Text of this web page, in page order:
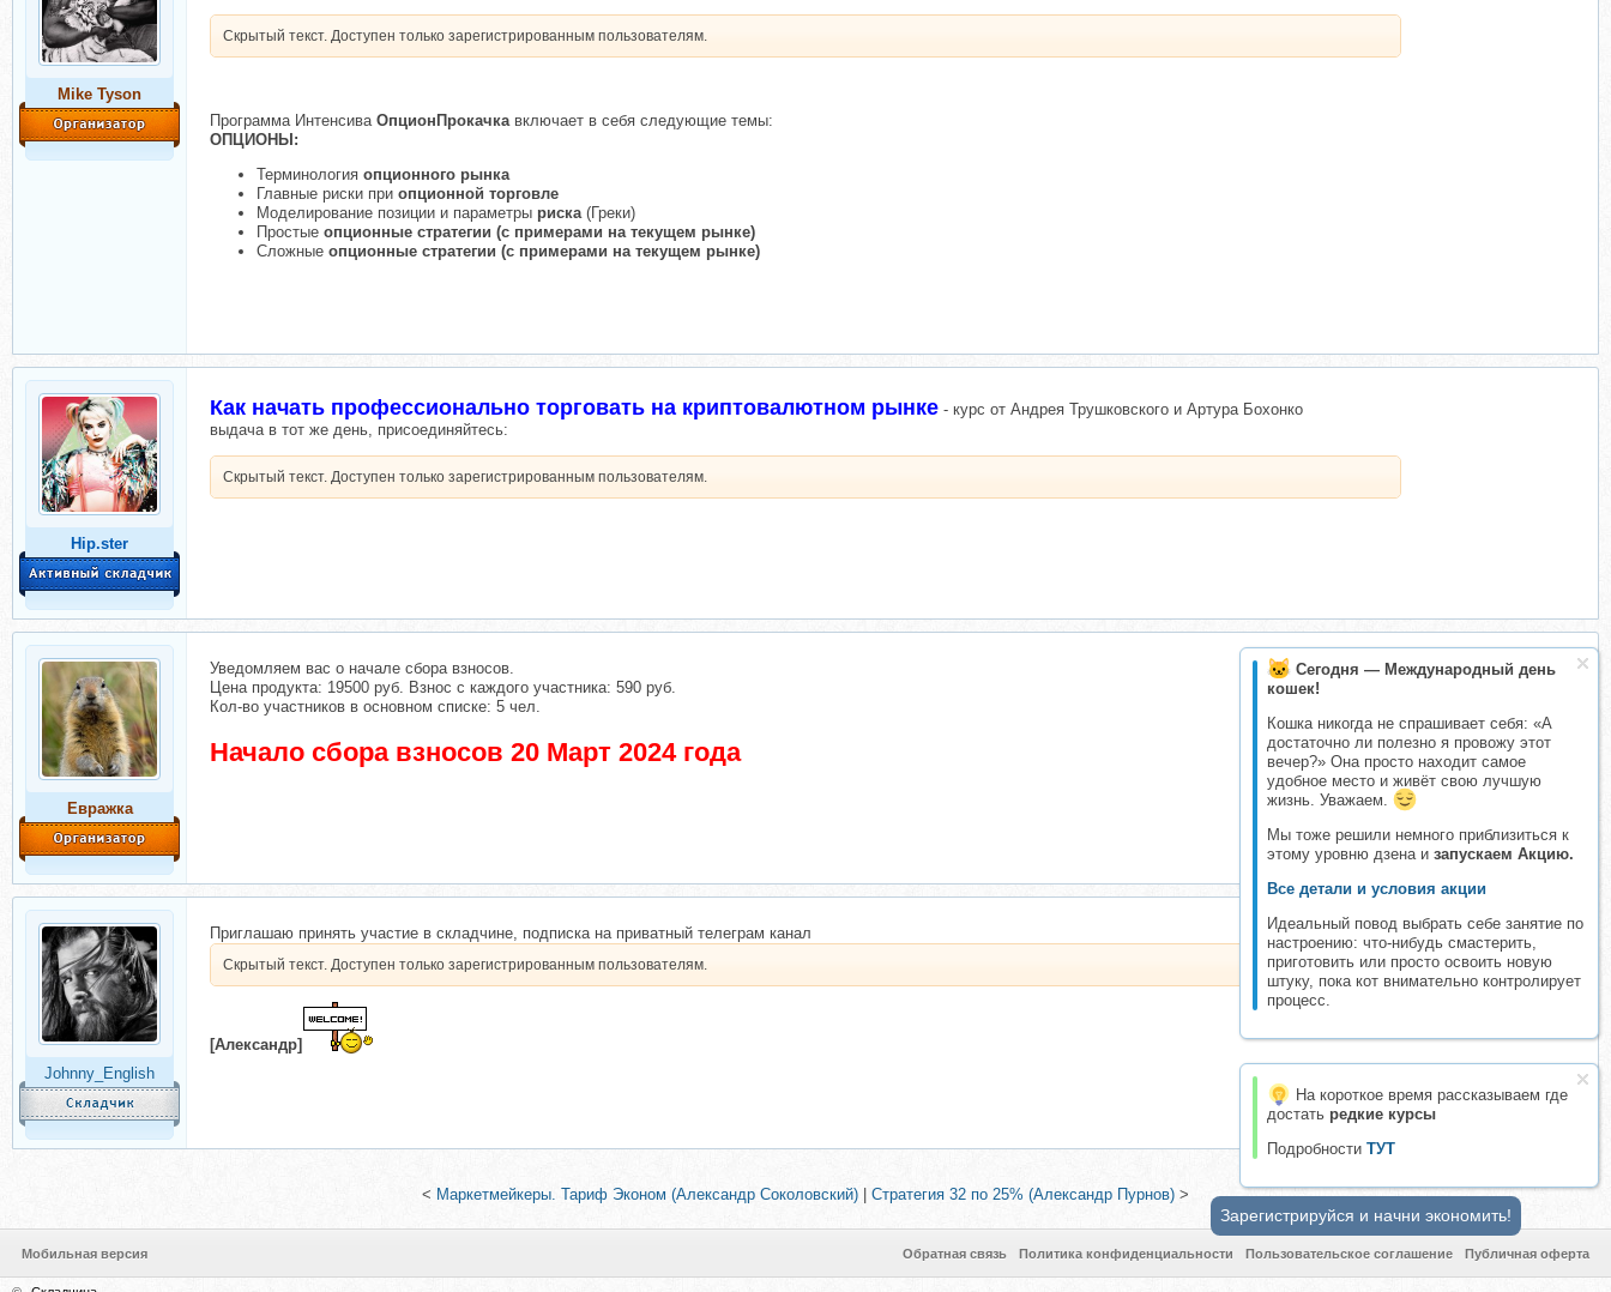
Сегодня — Международный день
кошек!
Кошка никогда не спрашивает себя: «А
достаточно ли полезно я провожу этот
вечер?» Она просто находит самое
удобное место и живёт свою лучшую
жизнь. Уважаем.
Мы тоже решили немного приблизиться к
этому уровню дзена и запускаем Акцию.
Все детали и условия акции
Идеальный повод выбрать себе занятие по
настроению: что-нибудь смастерить,
приготовить или просто освоить новую
штуку, пока кот внимательно контролирует
процесс.
На короткое время рассказываем где
достать редкие курсы
Подробности ТУТ
Mike Tyson
Скрытый текст. Доступен только зарегистрированным пользователям.
Программа Интенсива ОпционПрокачка включает в себя следующие темы:
ОПЦИОНЫ:
Терминология опционного рынка
Главные риски при опционной торговле
Моделирование позиции и параметры риска (Греки)
Простые опционные стратегии (с примерами на текущем рынке)
Сложные опционные стратегии (с примерами на текущем рынке)
Hip.ster
Как начать профессионально торговать на криптовалютном рынке - курс от Андрея Трушковского и Артура Бохонко
выдача в тот же день, присоединяйтесь:
Скрытый текст. Доступен только зарегистрированным пользователям.
Евражкa
Уведомляем вас о начале сбора взносов.
Цена продукта: 19500 руб. Взнос с каждого участника: 590 руб.
Кол-во участников в основном списке: 5 чел.
Начало сбора взносов 20 Март 2024 года
Johnny_English
Приглашаю принять участие в складчине, подписка на приватный телеграм канал
Скрытый текст. Доступен только зарегистрированным пользователям.
[Александр]
< Маркетмейкеры. Тариф Эконом (Александр Соколовский) Стратегия 32 по 25% (Александр Пурнов) >
Мобильная версия Обратная связь Политика конфиденциальности Пользовательское соглашение Публичная оферта
Зарегистрируйся и начни экономить!